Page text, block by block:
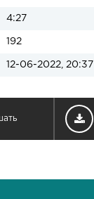
4:27
192
12-06-2022, 20:37